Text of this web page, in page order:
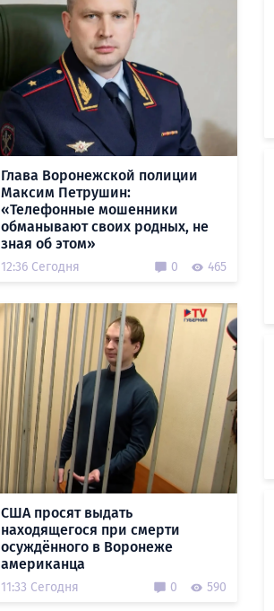
Глава Воронежской полиции
Максим Петрушин:
«Телефонные мошенники
обманывают своих родных, не
зная об этом»
12:36 Сегодня 0 465
США просят выдать
находящегося при смерти
осуждённого в Воронеже
американца
11:33 Сегодня 0 590